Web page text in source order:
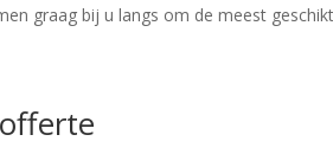
graag bij u langs om de meest